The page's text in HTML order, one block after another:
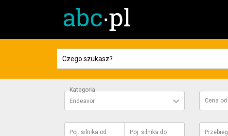
Kategoria
Endeavor
Cena od
Poj. silnika od Poj. silnika do Przebieg